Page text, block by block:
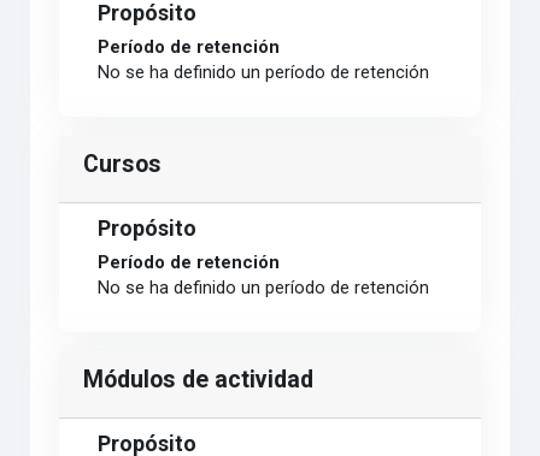
Propósito
Período de retención
No se ha definido un período de retención
Cursos
Propósito
Período de retención
No se ha definido un período de retención
Módulos de actividad
Propósito